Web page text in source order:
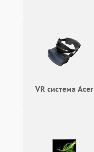
VR система Acer